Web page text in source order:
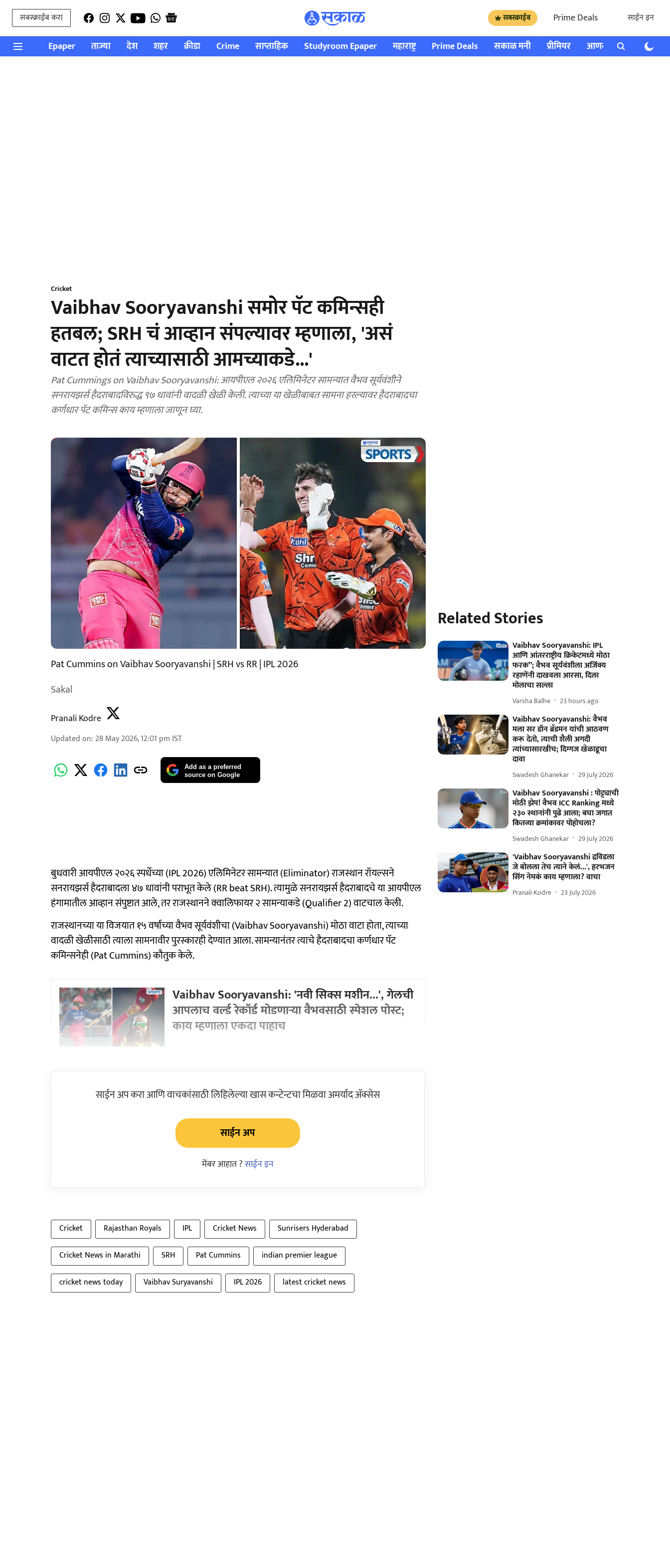
सबस्क्राईब करा सबस्क्राईब Prime Deals साईन इन
Epaper ताज्या देश शहर क्रीडा Crime साप्ताहिक Studyroom Epaper महाराष्ट्र Prime Deals सकाळ मनी प्रीमियर आणखी राशी भविष्य
Cricket
Vaibhav Sooryavanshi समोर पॅट कमिन्सही
हतबल; SRH चं आव्हान संपल्यावर म्हणाला, 'असं
वाटत होतं त्याच्यासाठी आमच्याकडे...'
Pat Cummings on Vaibhav Sooryavanshi: आयपीएल २०२६ एलिमिनेटर सामन्यात वैभव सूर्यवंशीने
सनरायझर्स हैदराबादविरुद्ध ९७ धावांनी वादळी खेळी केली. त्याच्या या खेळीबाबत सामना हरल्यावर हैदराबादचा
कर्णधार पॅट कमिन्स काय म्हणाला जाणून घ्या.
Pat Cummins on Vaibhav Sooryavanshi | SRH vs RR | IPL 2026
Sakal
Pranali Kodre
Updated on: 28 May 2026, 12:01 pm IST
Add as a preferred
source on Google
बुधवारी आयपीएल २०२६ स्पर्धेच्या (IPL 2026) एलिमिनेटर सामन्यात (Eliminator) राजस्थान रॉयल्सने
सनरायझर्स हैदराबादला ४७ धावांनी पराभूत केले (RR beat SRH). त्यामुळे सनरायझर्स हैदराबादचे या आयपीएल
हंगामातील आव्हान संपुष्टात आले, तर राजस्थानने क्वालिफायर २ सामन्याकडे (Qualifier 2) वाटचाल केली.
राजस्थानच्या या विजयात १५ वर्षांच्या वैभव सूर्यवंशीचा (Vaibhav Sooryavanshi) मोठा वाटा होता, त्याच्या
वादळी खेळीसाठी त्याला सामनावीर पुरस्कारही देण्यात आला. सामन्यानंतर त्याचे हैदराबादचा कर्णधार पॅट
कमिन्सनेही (Pat Cummins) कौतुक केले.
Vaibhav Sooryavanshi: 'नवी सिक्स मशीन...', गेलची
आपलाच वर्ल्ड रेकॉर्ड मोडणाऱ्या वैभवसाठी स्पेशल पोस्ट;
काय म्हणाला एकदा पाहाच
साईन अप करा आणि वाचकांसाठी लिहिलेल्या खास कन्टेन्टचा मिळवा अमर्याद ॲक्सेस
साईन अप
मेंबर आहात ?साईन इन
Cricket Rajasthan Royals IPL Cricket News
Sunrisers Hyderabad
Cricket News in Marathi
SRH Pat Cummins
indian premier league
cricket news today
Vaibhav Suryavanshi IPL 2026 latest cricket news
Related Stories
Vaibhav Sooryavanshi: IPL
आणि आंतरराष्ट्रीय क्रिकेटमध्ये मोठा
फरक”; वैभव सूर्यवंशीला अजिंक्य
रहाणेंनी दाखवला आरसा, दिला
मोलाचा सल्ला
Varsha Balhe 23 hours ago
Vaibhav Sooryavanshi: वैभव
मला सर डॉन ब्रॅडमन यांची आठवण
करू देतो, त्याची शैली अगदी
त्यांच्यासारखीच; दिग्गज खेळाडूचा
दावा
Swadesh Ghanekar 29 July 2026
Vaibhav Sooryavanshi : पोट्ट्याची
मोठी झेप! वैभव ICC Ranking मध्ये
२३० स्थानांनी पुढे आला; बघा जगात
कितव्या क्रमांकावर पोहोचला?
Swadesh Ghanekar 29 July 2026
'Vaibhav Sooryavanshi द्रविडला
जे बोलला तेच त्याने केलं...', हरभजन
सिंग नेमकं काय म्हणाला? वाचा
Pranali Kodre 23 July 2026